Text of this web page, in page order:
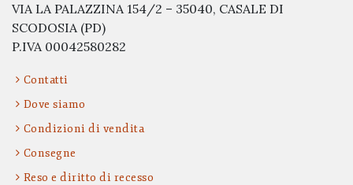
VIA LA PALAZZINA 154/2 – 35040, CASALE DI
SCODOSIA (PD)
P.IVA 00042580282
Contatti
Dove siamo
Condizioni di vendita
Consegne
Reso e diritto di recesso